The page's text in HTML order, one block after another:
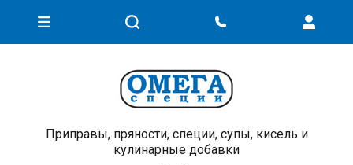
Приправы, пряности, специи, супы, кисель и
кулинарные добавки